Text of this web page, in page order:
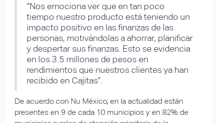
“Nos emociona ver que en tan poco
tiempo nuestro producto está teniendo un
impacto positivo en las finanzas de las
personas, motivándolas a ahorrar, planificar
y despertar sus finanzas. Esto se evidencia
en los 3.5 millones de pesos en
rendimientos que nuestros clientes ya han
recibido en Cajitas”.
De acuerdo con Nu México, en la actualidad están
presentes en 9 de cada 10 municipios y en 82% de